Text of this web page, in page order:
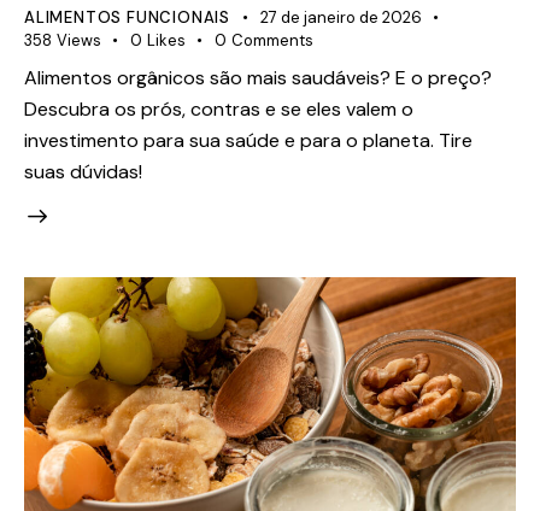
ALIMENTOS FUNCIONAIS
27 de janeiro de 2026
358 Views 0 Likes 0 Comments
Alimentos orgânicos são mais saudáveis? E o preço?
Descubra os prós, contras e se eles valem o
investimento para sua saúde e para o planeta. Tire
suas dúvidas!